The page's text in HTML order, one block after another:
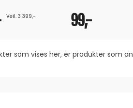
Veil. 3 399,- 99,-
som vises her, er produkter som